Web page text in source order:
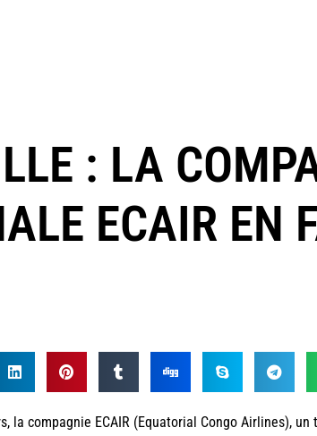
: LA
ECAIR EN
la compagnie ECAIR (Equatorial Congo Airlines),